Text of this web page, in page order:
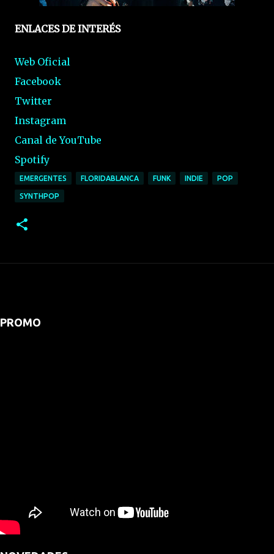
ENLACES DE INTERÉS
Web Oficial
Facebook
Twitter
Instagram
Canal de YouTube
Spotify
EMERGENTES FLORIDABLANCA FUNK INDIE POP
SYNTHPOP
PROMO